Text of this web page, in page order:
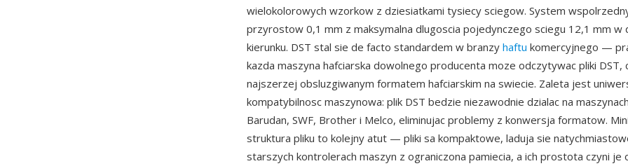
wielokolorowych wzorkow z dziesiatkami tysiecy sciegow. System
przyrostow 0,1 mm z maksymalna dlugoscia pojedynczego sciegu 12,1 mm w
kierunku. DST stal sie de facto standardem w branzy haftu komercyjnego —
kazda maszyna hafciarska dowolnego producenta moze odczytywac pliki DST,
najszerzej obsluzgiwanym formatem hafciarskim na swiecie. Zaleta jest
kompatybilnosc maszynowa: plik DST bedzie niezawodnie dzialac na
Barudan, SWF, Brother i Melco, eliminujac problemy z konwersja formatow.
struktura pliku to kolejny atut — pliki sa kompaktowe, laduja sie
starszych kontrolerach maszyn z ograniczona pamiecia, a ich prostota czyni je